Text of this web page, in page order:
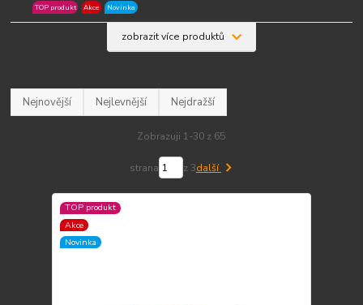
TOP produkt Akce Novinka
zobrazit více produktů
Nejnovější Nejlevnější Nejdražší
Zobrazuji 1-30 z 65
strana z 3další
TOP produkt
Akce
Novinka